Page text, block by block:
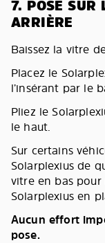
7. POSE SUR
ARRIÈRE
Baissez la vitre
Placez le
l’insérant par le
Pliez le
le haut.
Sur certains
Solarplexius de
vitre en bas pour
Solarplexius en
Aucun effort
pose.